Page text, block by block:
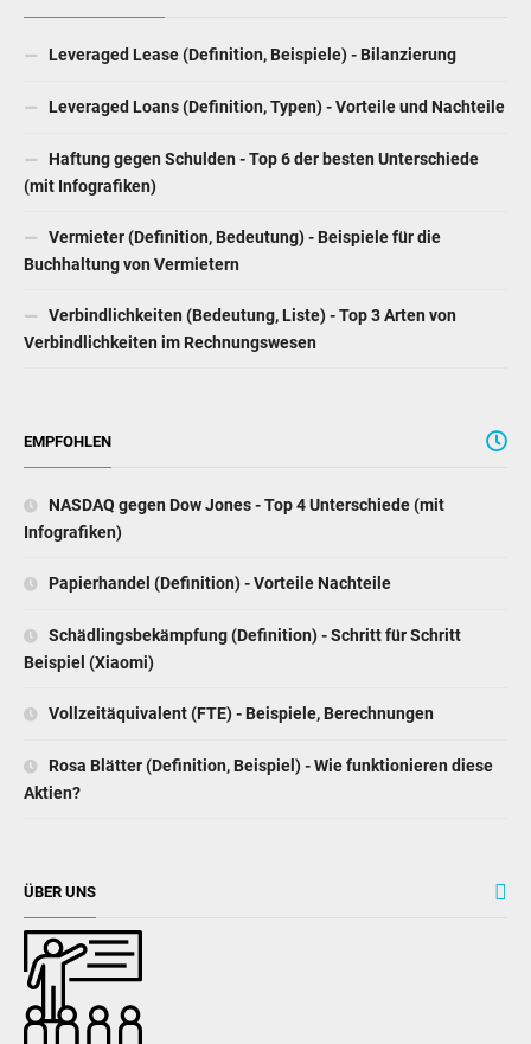
Leveraged Lease (Definition, Beispiele) - Bilanzierung
Leveraged Loans (Definition, Typen) - Vorteile und Nachteile
Haftung gegen Schulden - Top 6 der besten Unterschiede
(mit Infografiken)
Vermieter (Definition, Bedeutung) - Beispiele für die
Buchhaltung von Vermietern
Verbindlichkeiten (Bedeutung, Liste) - Top 3 Arten von
Verbindlichkeiten im Rechnungswesen
EMPFOHLEN
NASDAQ gegen Dow Jones - Top 4 Unterschiede (mit
Infografiken)
Papierhandel (Definition) - Vorteile Nachteile
Schädlingsbekämpfung (Definition) - Schritt für Schritt
Beispiel (Xiaomi)
Vollzeitäquivalent (FTE) - Beispiele, Berechnungen
Rosa Blätter (Definition, Beispiel) - Wie funktionieren diese
Aktien?
ÜBER UNS